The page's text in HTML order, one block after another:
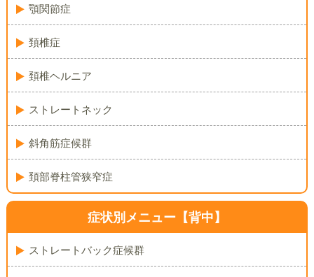
顎関節症
頚椎症
頚椎ヘルニア
ストレートネック
斜角筋症候群
頚部脊柱管狭窄症
症状別メニュー【背中】
ストレートバック症候群